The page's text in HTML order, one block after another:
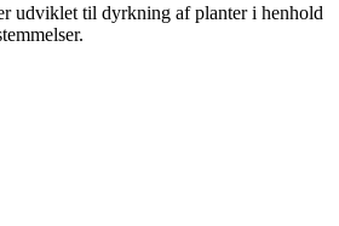
udviklet til dyrkning af planter i henhold